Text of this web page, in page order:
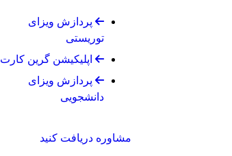
پردازش ویزای
توریستی
اپلیکیشن گرین کارت
پردازش ویزای
دانشجویی
مشاوره دریافت کنید